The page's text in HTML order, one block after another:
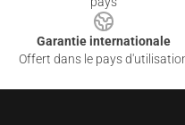
Garantie internationale
Offert dans le pays